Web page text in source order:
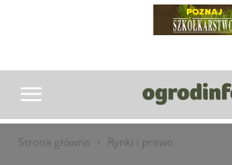
Strona główna Rynki i prawo